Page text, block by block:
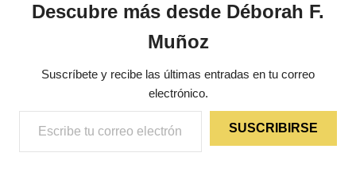
Descubre más desde Déborah F.
Muñoz
Suscríbete y recibe las últimas entradas en tu correo
electrónico.
Escribe tu correo electrónico…
SUSCRIBIRSE